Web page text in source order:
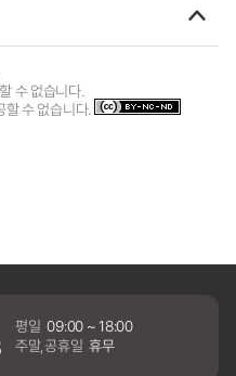
수 없습니다.
할 수 없습니다.
평일 09:00 ~ 18:00
주말,공휴일 휴무